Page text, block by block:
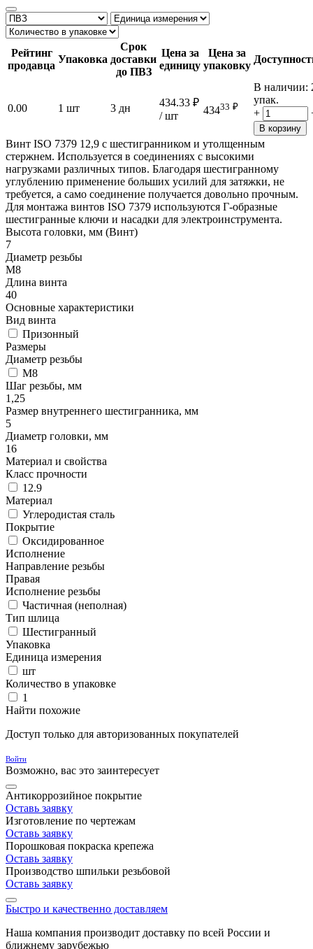
Рейтинг
продавца
Упаковка
Срок
доставки
до ПВЗ
Цена за
единицу
Цена за
упаковку
0.00 1 шт 3 дн 434.33 ₽
/ шт
43433 ₽
В наличии:
упак.
+
В корзину
Винт ISO 7379 12,9 с шестигранником и утолщенным
стержнем. Используется в соединениях с высокими
нагрузками различных типов. Благодаря шестигранному
углублению применение больших усилий для затяжки, не
требуется, а само соединение получается довольно прочным.
Для монтажа винтов ISO 7379 используются Г-образные
шестигранные ключи и насадки для электроинструмента.
Высота головки, мм (Винт)
7
Диаметр резьбы
М8
Длина винта
40
Основные характеристики
Вид винта
Призонный
Размеры
Диаметр резьбы
М8
Шаг резьбы, мм
1,25
Размер внутреннего шестигранника, мм
5
Диаметр головки, мм
16
Материал и свойства
Класс прочности
12.9
Материал
Углеродистая сталь
Покрытие
Оксидированное
Исполнение
Направление резьбы
Правая
Исполнение резьбы
Частичная (неполная)
Тип шлица
Шестигранный
Упаковка
Единица измерения
шт
Количество в упаковке
1
Найти похожие
Доступ только для авторизованных покупателей
Войти
Возможно, вас это заинтересует
Антикоррозийное покрытие
Оставь заявку
Изготовление по чертежам
Оставь заявку
Порошковая покраска крепежа
Оставь заявку
Производство шпильки резьбовой
Оставь заявку
Быстро и качественно доставляем
Наша компания производит доставку по всей России и
ближнему зарубежью